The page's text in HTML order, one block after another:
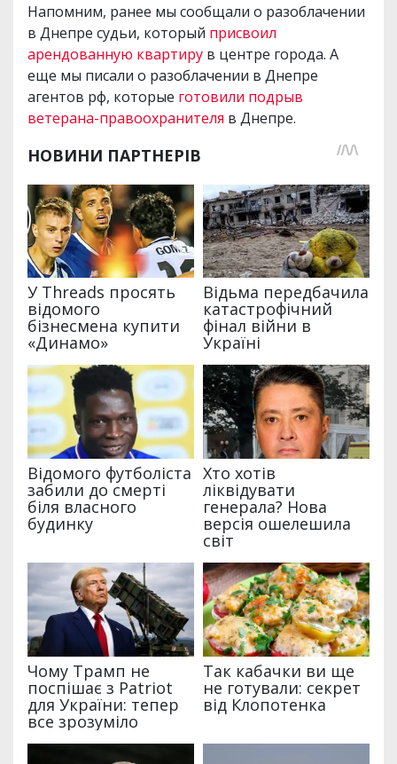
Напомним, ранее мы сообщали о разоблачении
в Днепре судьи, который присвоил
арендованную квартиру в центре города. А
еще мы писали о разоблачении в Днепре
агентов рф, которые готовили подрыв
ветерана-правоохранителя в Днепре.